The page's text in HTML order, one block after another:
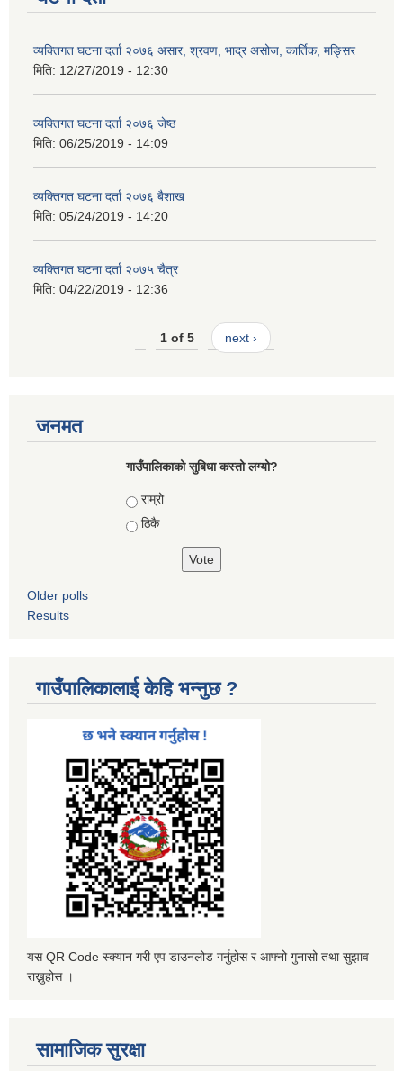
व्यक्तिगत घटना दर्ता २०७६ असार, श्रवण, भाद्र असोज, कार्तिक, मङ्सिर
मिति: 12/27/2019 - 12:30
व्यक्तिगत घटना दर्ता २०७६ जेष्ठ
मिति: 06/25/2019 - 14:09
व्यक्तिगत घटना दर्ता २०७६ बैशाख
मिति: 05/24/2019 - 14:20
व्यक्तिगत घटना दर्ता २०७५ चैत्र
मिति: 04/22/2019 - 12:36
1 of 5 next ›
जनमत
गाउँपालिकाको सुबिधा कस्तो लग्यो?
Choices
राम्रो
ठिकै
Older polls
Results
गाउँपालिकालाई केहि भन्नुछ ?
यस QR Code स्क्यान गरी एप डाउनलोड गर्नुहोस र आफ्नो गुनासो तथा सुझाव
राख्नुहोस ।
सामाजिक सुरक्षा